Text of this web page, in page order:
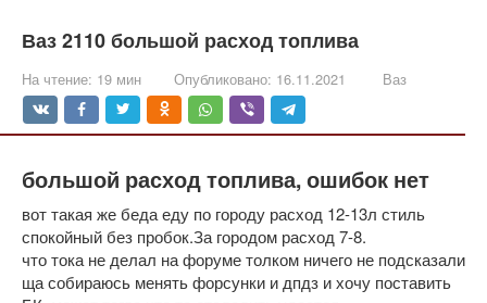
Ваз 2110 большой расход топлива
На чтение: 19 мин Опубликовано: 16.11.2021 Ваз
большой расход топлива, ошибок нет
вот такая же беда еду по городу расход 12-13л стиль
спокойный без пробок.За городом расход 7-8.
что тока не делал на форуме толком ничего не подсказали
ща собираюсь менять форсунки и дпдз и хочу поставить